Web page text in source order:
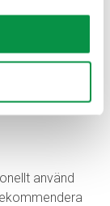
våra kunder
använd